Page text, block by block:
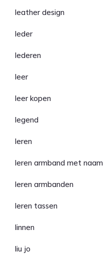
leather design
leder
lederen
leer
leer kopen
legend
leren
leren armband met naam
leren armbanden
leren tassen
linnen
liu jo